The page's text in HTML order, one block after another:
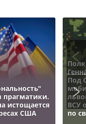
прагматики.
истощается
США
Под
ВСУ
по